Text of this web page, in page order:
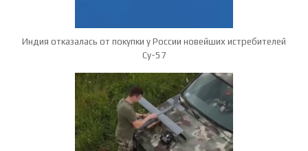
Индия отказалась от покупки у России новейших истребителей
Су-57